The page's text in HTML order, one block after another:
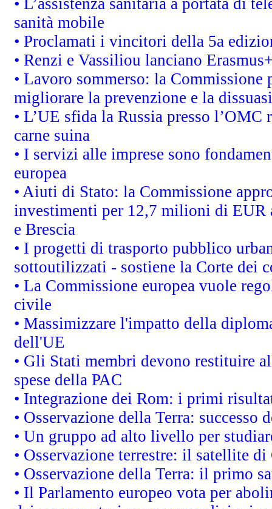
sanità mobile
• Proclamati i vincitori della 5a
• Renzi e Vassiliou lanciano
• Lavoro sommerso: la
migliorare la prevenzione e la
• L’UE sfida la Russia presso
carne suina
• I servizi alle imprese sono
europea
• Aiuti di Stato: la Commissione
investimenti per 12,7 milioni di EUR
e Brescia
• I progetti di trasporto pubblico
sottoutilizzati - sostiene la Corte dei
• La Commissione europea vuole
civile
• Massimizzare l'impatto della
dell'UE
• Gli Stati membri devono restituire
spese della PAC
• Integrazione dei Rom: i primi
• Osservazione della Terra:
• Un gruppo ad alto livello per
• Osservazione terrestre: il satellite
• Osservazione della Terra: il primo
• Il Parlamento europeo vota per